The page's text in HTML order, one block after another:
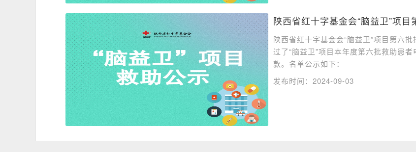
陕西省红十字基金会“脑益卫”项
陕西省红十字基金会“脑益卫”项目第六
过了“脑益卫”项目本年度第六批救助患
款。名单公示如下：
发布时间：2024-09-03